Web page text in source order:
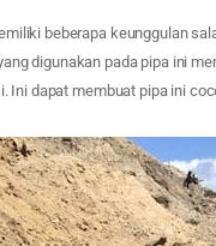
beberapa keunggulan
digunakan pada pipa ini
Ini dapat membuat pipa ini